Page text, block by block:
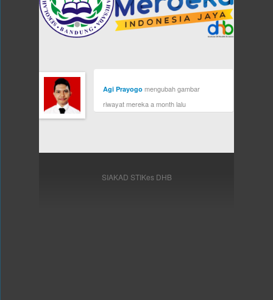
Agi Prayogo mengubah gambar
riwayat merekaa month lalu
SIAKAD STIKes DHB